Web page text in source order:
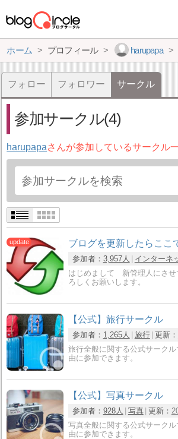
ホーム プロフィール harupapa
フォロー フォロワー サークル
参加サークル(4)
harupapaさんが参加しているサークル
ブログを更新したらここ
参加者： 3,957人 インターネ
はじめまして 新管理人にさせ
ろしくお願いします。
【公式】旅行サークル
参加者： 1,265人 旅行 更新：
旅行全般に関する公式サーク
由に参加できます。
【公式】写真サークル
参加者： 928人 写真 更新：
写真全般に関する公式サーク
由に参加できます。